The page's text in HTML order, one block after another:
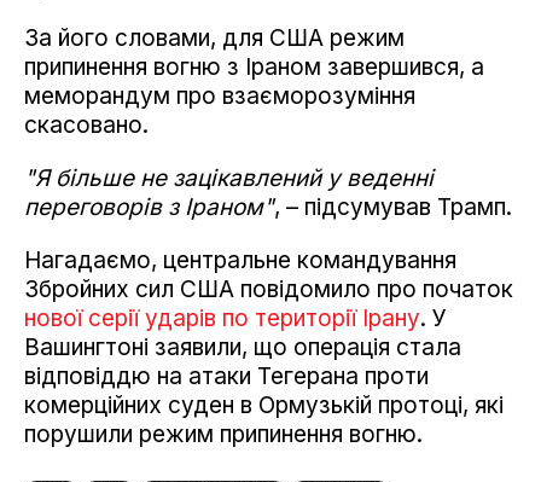
За його словами, для США режим
припинення вогню з Іраном завершився, а
меморандум про взаєморозуміння
скасовано.
"Я більше не зацікавлений у веденні
переговорів з Іраном", – підсумував Трамп.
Нагадаємо, центральне командування
Збройних сил США повідомило про початок
нової серії ударів по території Ірану. У
Вашингтоні заявили, що операція стала
відповіддю на атаки Тегерана проти
комерційних суден в Ормузькій протоці, які
порушили режим припинення вогню.